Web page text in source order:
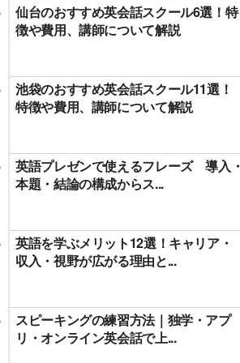
仙台のおすすめ英会話スクール6選！特
徴や費用、講師について解説
池袋のおすすめ英会話スクール11選！
特徴や費用、講師について解説
英語プレゼンで使えるフレーズ 導入・
本題・結論の構成からス...
英語を学ぶメリット12選！キャリア・
収入・視野が広がる理由と...
スピーキングの練習方法｜独学・アプ
リ・オンライン英会話で上...